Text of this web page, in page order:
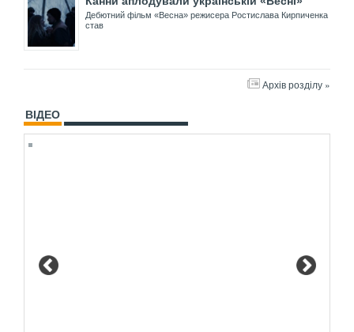
Дебютний фільм «Весна» режисера Ростислава Кирпиченка
став
Архів розділу »
ВІДЕО